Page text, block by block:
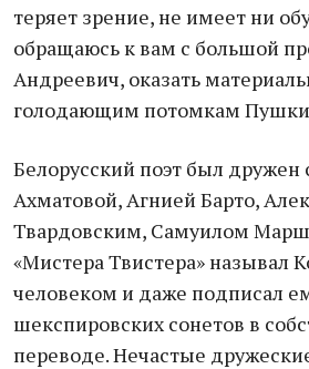
теряет зрение, не имеет ни
обращаюсь к вам с большой
Андреевич, оказать
голодающим потомкам
Белорусский поэт был дружен
Ахматовой, Агнией Барто,
Твардовским, Самуилом
«Мистера Твистера» называл
человеком и даже подписал
шекспировских сонетов в
переводе. Нечастые